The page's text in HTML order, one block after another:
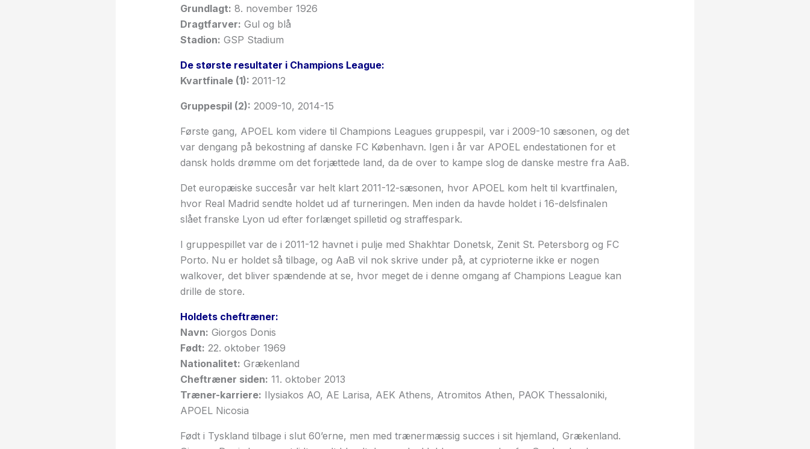
Grundlagt: 8. november 1926
Dragtfarver: Gul og blå
Stadion: GSP Stadium
De største resultater i Champions League:
Kvartfinale (1): 2011-12
Gruppespil (2): 2009-10, 2014-15
Første gang, APOEL kom videre til Champions Leagues gruppespil, var i 2009-10 sæsonen, og det
var dengang på bekostning af danske FC København. Igen i år var APOEL endestationen for et
dansk holds drømme om det forjættede land, da de over to kampe slog de danske mestre fra AaB.
Det europæiske succesår var helt klart 2011-12-sæsonen, hvor APOEL kom helt til kvartfinalen,
hvor Real Madrid sendte holdet ud af turneringen. Men inden da havde holdet i 16-delsfinalen
slået franske Lyon ud efter forlænget spilletid og straffespark.
I gruppespillet var de i 2011-12 havnet i pulje med Shakhtar Donetsk, Zenit St. Petersborg og FC
Porto. Nu er holdet så tilbage, og AaB vil nok skrive under på, at cyprioterne ikke er nogen
walkover, det bliver spændende at se, hvor meget de i denne omgang af Champions League kan
drille de store.
Holdets cheftræner:
Navn: Giorgos Donis
Født: 22. oktober 1969
Nationalitet: Grækenland
Cheftræner siden: 11. oktober 2013
Træner-karriere: Ilysiakos AO, AE Larisa, AEK Athens, Atromitos Athen, PAOK Thessaloniki,
APOEL Nicosia
Født i Tyskland tilbage i slut 60’erne, men med trænermæssig succes i sit hjemland, Grækenland.